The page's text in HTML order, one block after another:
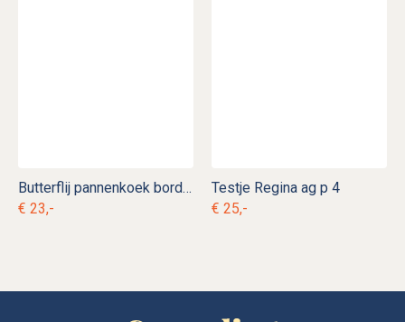
Butterflij pannenkoek bord ag. d 19
€ 23,-
Testje Regina ag p 4
€ 25,-